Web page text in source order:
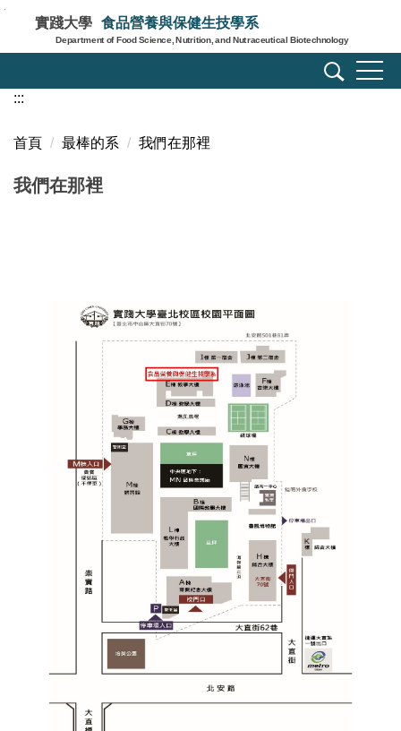
主
內
區
實踐大學 食品營養與保健生技學系
Department of Food Science, Nutrition, and Nutraceutical Biotechnology
:::
首頁 最棒的系 我們在那裡
我們在那裡